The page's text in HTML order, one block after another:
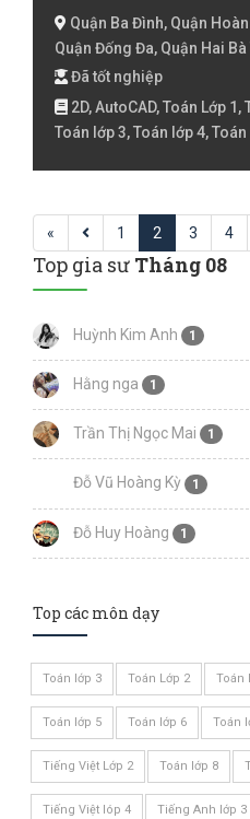
Quận Ba Đình, Quận
Quận Đống Đa, Quận Hai
Hà Nội
Đã tốt nghiệp
2D, AutoCAD, Toán Lớp
Toán lớp 3, Toán lớp 4,
« 1 2 3 4
Top gia sư Tháng 08
Huỳnh Kim Anh 1
Hằng nga 1
Trần Thị Ngọc Mai 1
Đỗ Vũ Hoàng Kỳ 1
Đỗ Huy Hoàng 1
Top các môn dạy
Toán lớp 3 Toán Lớp 2 Toán
Toán lớp 5 Toán lớp 6 Toán
Tiếng Việt Lớp 2 Toán lớp 8
Tiếng Việt lóp 4 Tiếng Anh lớp 3